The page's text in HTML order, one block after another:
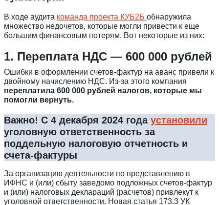
В ходе аудита команда проекта КУБ2Б обнаружила
множество недочетов, которые могли привести к еще
большим финансовым потерям. Вот некоторые из них:
1. Переплата НДС — 600 000 рублей
Ошибки в оформлении счетов-фактур на аванс привели к
двойному начислению НДС. Из-за этого компания
переплатила 600 000 рублей налогов, которые мы
помогли вернуть.
Важно! С 4 декабря 2024 года установили
уголовную ответственность за
поддельную налоговую отчетность и
счета-фактуры
За организацию деятельности по представлению в
ИФНС и (или) сбыту заведомо подложных счетов-фактур
и (или) налоговых деклараций (расчетов) привлекут к
уголовной ответственности. Новая статья 173.3 УК